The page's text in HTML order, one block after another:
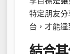
特定朋友
台，才能達